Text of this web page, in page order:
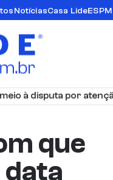
NotíciasCasa LideESPM
à disputa por atenção
que
data